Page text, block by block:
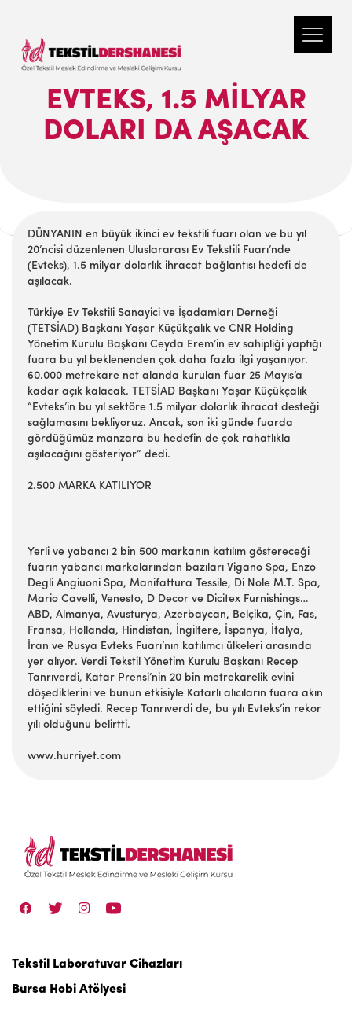
EVTEKS, 1.5 MILYAR
DOLARI DA AŞACAK
DÜNYANIN en büyük ikinci ev tekstili fuarı olan ve bu yıl
20’ncisi düzenlenen Uluslararası Ev Tekstili Fuarı’nde
(Evteks), 1.5 milyar dolarlık ihracat bağlantısı hedefi de
aşılacak.
Türkiye Ev Tekstili Sanayici ve İşadamları Derneği
(TETSİAD) Başkanı Yaşar Küçükçalık ve CNR Holding
Yönetim Kurulu Başkanı Ceyda Erem’in ev sahipliği yaptığı
fuara bu yıl beklenenden çok daha fazla ilgi yaşanıyor.
60.000 metrekare net alanda kurulan fuar 25 Mayıs’a
kadar açık kalacak. TETSİAD Başkanı Yaşar Küçükçalık
“Evteks’in bu yıl sektöre 1.5 milyar dolarlık ihracat desteği
sağlamasını bekliyoruz. Ancak, son iki günde fuarda
gördüğümüz manzara bu hedefin de çok rahatlıkla
aşılacağını gösteriyor” dedi.
2.500 MARKA KATILIYOR
Yerli ve yabancı 2 bin 500 markanın katılım göstereceği
fuarın yabancı markalarından bazıları Vigano Spa, Enzo
Degli Angiuoni Spa, Manifattura Tessile, Di Nole M.T. Spa,
Mario Cavelli, Venesto, D Decor ve Dicitex Furnishings…
ABD, Almanya, Avusturya, Azerbaycan, Belçika, Çin, Fas,
Fransa, Hollanda, Hindistan, İngiltere, İspanya, İtalya,
İran ve Rusya Evteks Fuarı’nın katılımcı ülkeleri arasında
yer alıyor. Verdi Tekstil Yönetim Kurulu Başkanı Recep
Tanrıverdi, Katar Prensi’nin 20 bin metrekarelik evini
döşediklerini ve bunun etkisiyle Katarlı alıcıların fuara akın
ettiğini söyledi. Recep Tanrıverdi de, bu yılı Evteks’in rekor
yılı olduğunu belirtti.
www.hurriyet.com
Tekstil Laboratuvar Cihazları
Bursa Hobi Atölyesi